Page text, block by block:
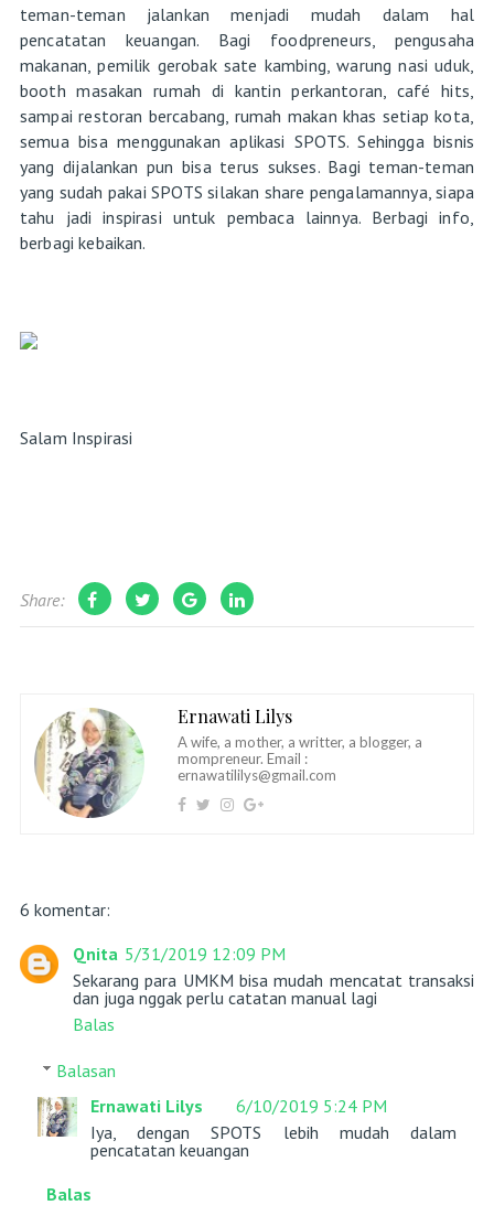
teman-teman jalankan menjadi mudah dalam hal
pencatatan keuangan. Bagi foodpreneurs, pengusaha
makanan, pemilik gerobak sate kambing, warung nasi uduk,
booth masakan rumah di kantin perkantoran, café hits,
sampai restoran bercabang, rumah makan khas setiap kota,
semua bisa menggunakan aplikasi SPOTS. Sehingga bisnis
yang dijalankan pun bisa terus sukses. Bagi teman-teman
yang sudah pakai SPOTS silakan share pengalamannya, siapa
tahu jadi inspirasi untuk pembaca lainnya. Berbagi info,
berbagi kebaikan.
Salam Inspirasi
Share:
Ernawati Lilys
A wife, a mother, a writter, a blogger, a
mompreneur. Email :
ernawatililys@gmail.com
6 komentar:
Qnita 5/31/2019 12:09 PM
Sekarang para UMKM bisa mudah mencatat transaksi
dan juga nggak perlu catatan manual lagi
Balas
Balasan
Ernawati Lilys
6/10/2019 5:24 PM
Iya, dengan SPOTS lebih mudah dalam
pencatatan keuangan
Balas